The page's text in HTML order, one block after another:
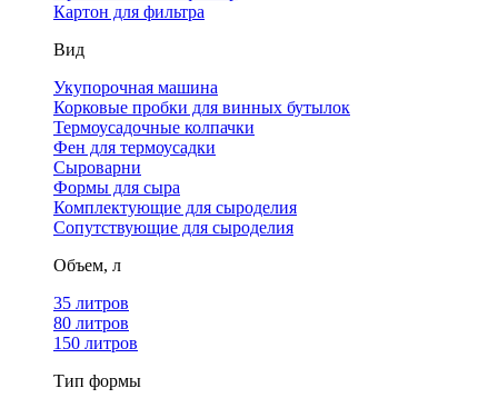
Картон для фильтра
Вид
Укупорочная машина
Корковые пробки для винных бутылок
Термоусадочные колпачки
Фен для термоусадки
Сыроварни
Формы для сыра
Комплектующие для сыроделия
Сопутствующие для сыроделия
Объем, л
35 литров
80 литров
150 литров
Тип формы